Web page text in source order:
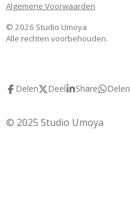
Algemene Voorwaarden
© 2026 Studio Umoya
Alle rechten voorbehouden.
Delen Deel Share Delen
© 2025 Studio Umoya